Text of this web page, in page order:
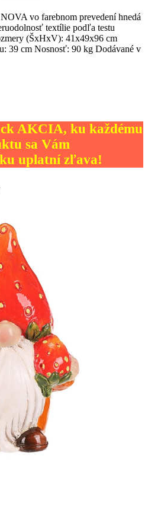
vo farebnom prevedení hnedá
textílie podľa testu
(ŠxHxV): 41x49x96 cm
39 cm Nosnosť: 90 kg Dodávané v
AKCIA, ku každému
sa Vám
uplatní zľava!